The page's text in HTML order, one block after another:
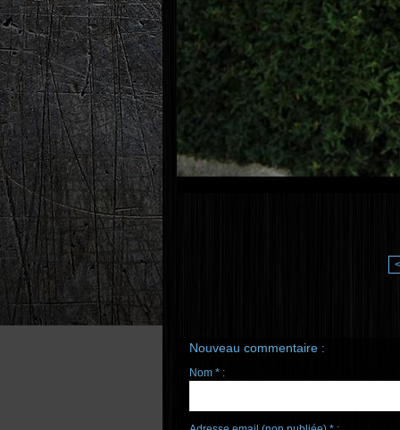
<
Nouveau commentaire :
Nom * :